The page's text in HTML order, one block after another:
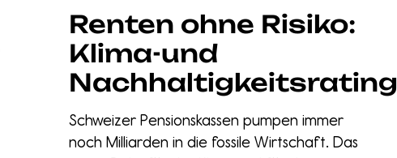
Renten ohne Risiko:
Klima-und
Nachhaltigkeitsrating
Schweizer Pensionskassen pumpen immer
noch Milliarden in die fossile Wirtschaft. Das